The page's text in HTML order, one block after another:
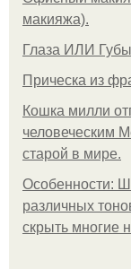
макияжа).
Глаза ИЛИ
Прическа из
Кошка милли
человеческим
старой в мире.
Особенности:
различных
скрыть многие